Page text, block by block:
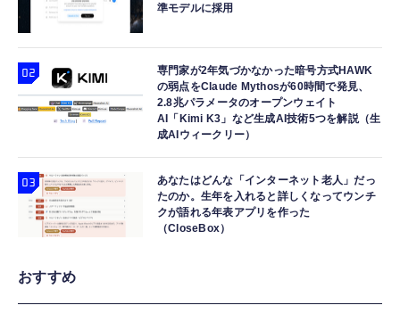
準モデルに採用
専門家が2年気づかなかった暗号方式HAWK
の弱点をClaude Mythosが60時間で発見、
2.8兆パラメータのオープンウェイト
AI「Kimi K3」など生成AI技術5つを解説（生
成AIウィークリー）
あなたはどんな「インターネット老人」だっ
たのか。生年を入れると詳しくなってウンチ
クが語れる年表アプリを作った
（CloseBox）
おすすめ